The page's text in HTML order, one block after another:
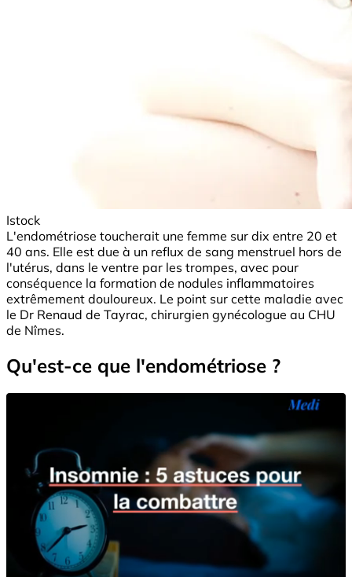
Istock
L'endométriose toucherait une femme sur dix entre 20 et
40 ans. Elle est due à un reflux de sang menstruel hors de
l'utérus, dans le ventre par les trompes, avec pour
conséquence la formation de nodules inflammatoires
extrêmement douloureux. Le point sur cette maladie avec
le Dr Renaud de Tayrac, chirurgien gynécologue au CHU
de Nîmes.
Qu'est-ce que l'endométriose ?